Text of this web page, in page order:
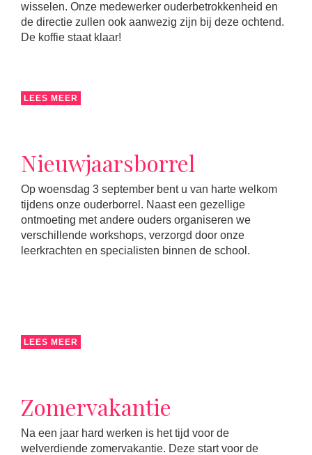
wisselen. Onze medewerker ouderbetrokkenheid en
de directie zullen ook aanwezig zijn bij deze ochtend.
De koffie staat klaar!
LEES MEER
Nieuwjaarsborrel
Op woensdag 3 september bent u van harte welkom
tijdens onze ouderborrel. Naast een gezellige
ontmoeting met andere ouders organiseren we
verschillende workshops, verzorgd door onze
leerkrachten en specialisten binnen de school.
LEES MEER
Zomervakantie
Na een jaar hard werken is het tijd voor de
welverdiende zomervakantie. Deze start voor de